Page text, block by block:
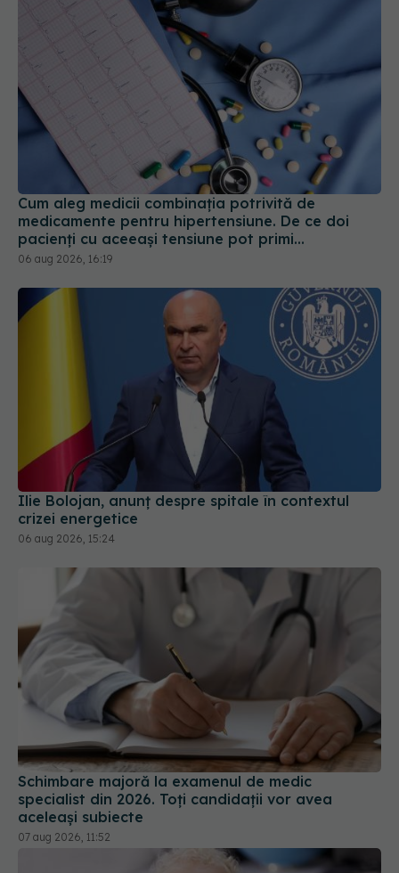
Cum aleg medicii combinația potrivită de
medicamente pentru hipertensiune. De ce doi
pacienți cu aceeași tensiune pot primi
tratamente diferite
06 aug 2026, 16:19
Ilie Bolojan, anunț despre spitale în contextul
crizei energetice
06 aug 2026, 15:24
Schimbare majoră la examenul de medic
specialist din 2026. Toți candidații vor avea
aceleași subiecte
07 aug 2026, 11:52